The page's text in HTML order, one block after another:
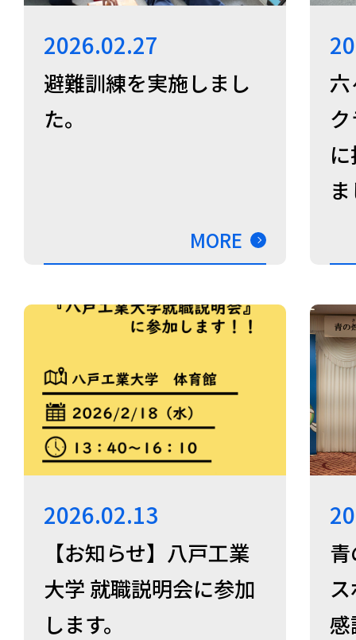
2026.02.27
避難訓練を実施しまし
た。
MORE
2026.02.13
【お知らせ】八戸工業
大学 就職説明会に参加
します。